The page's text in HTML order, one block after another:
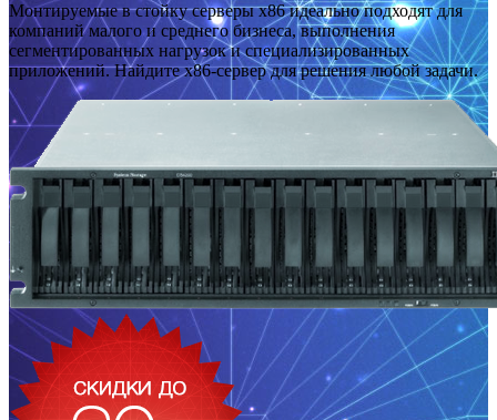
Монтируемые в стойку серверы x86 идеально подходят для
компаний малого и среднего бизнеса, выполнения
сегментированных нагрузок и специализированных
приложений. Найдите x86-сервер для решения любой задачи.